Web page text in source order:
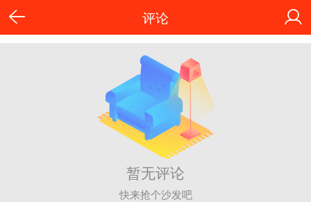
评论
暂无评论
快来抢个沙发吧